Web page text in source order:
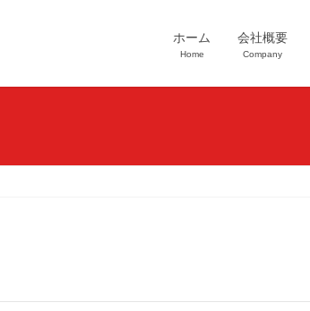
ホーム
Home
会社概要
Company